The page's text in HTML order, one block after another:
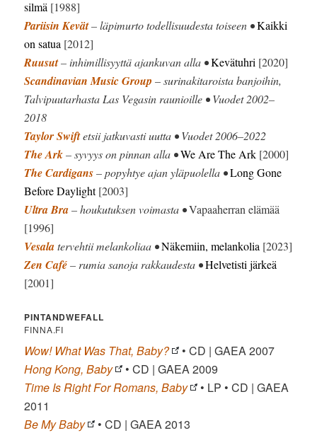
silmä [1988]
Pariisin Kevät– läpimurto todellisuudesta toiseen •Kaikki
on satua [2012]
Ruusut– inhimillisyyttä ajankuvan alla •Kevätuhri [2020]
Scandinavian Music Group – surinakitaroista banjoihin,
Talvipuutarhasta Las Vegasin raunioille • Vuodet 2002–
2018
Taylor Swiftetsii jatkuvasti uutta • Vuodet 2006–2022
The Ark– syvyys on pinnan alla •We Are The Ark [2000]
The Cardigans– popyhtye ajan yläpuolella •Long Gone
Before Daylight[2003]
Ultra Bra– houkutuksen voimasta •Vapaaherran elämää
[1996]
Vesalatervehtii melankoliaa •Näkemiin, melankolia [2023]
Zen Café– rumia sanoja rakkaudesta •Helvetisti järkeä
[2001]
PINTANDWEFALL
FINNA.FI
Wow! What Was That, Baby?
• CD | GAEA 2007
Hong Kong, Baby
• CD | GAEA 2009
Time Is Right For Romans, Baby
• LP • CD | GAEA
2011
Be My Baby
• CD | GAEA 2013